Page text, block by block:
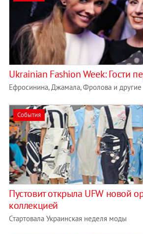
Ukrainian Fashion Week: Гости
Ефросинина, Джамала, Фролова и другие
События
Пустовит открыла UFW новой
коллекцией
Стартовала Украинская неделя моды